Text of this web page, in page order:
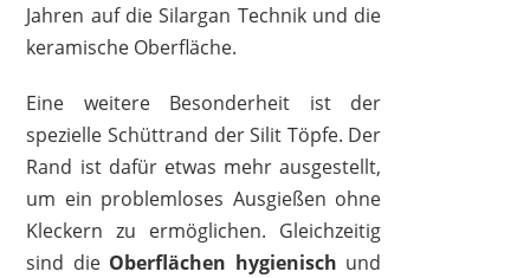
1 2 3 4 5 6 7 8
10
>
Jahren auf die Silargan Technik und die
keramische Oberfläche.
Eine weitere Besonderheit ist der
spezielle Schüttrand der Silit Töpfe. Der
Rand ist dafür etwas mehr ausgestellt,
um ein problemloses Ausgießen ohne
Kleckern zu ermöglichen. Gleichzeitig
sind die Oberflächen hygienisch und